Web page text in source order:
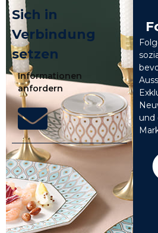
Sich in
Verbindung
setzen
Informationen
anfordern
und